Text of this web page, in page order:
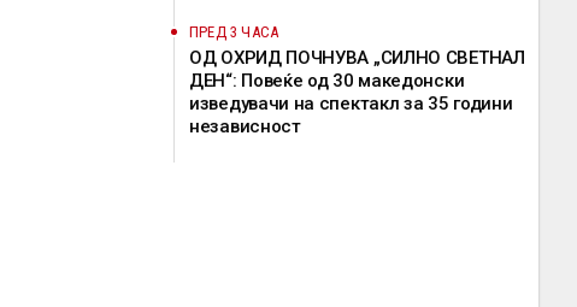
ПРЕД 3 ЧАСА
ОД ОХРИД ПОЧНУВА „СИЛНО СВЕТНАЛ
ДЕН“: Повеќе од 30 македонски
изведувачи на спектакл за 35 години
независност